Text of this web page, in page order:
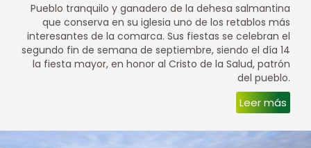
Pueblo tranquilo y ganadero de la dehesa salmantina
que conserva en su iglesia uno de los retablos más
interesantes de la comarca. Sus fiestas se celebran el
segundo fin de semana de septiembre, siendo el día 14
la fiesta mayor, en honor al Cristo de la Salud, patrón
del pueblo.
Leer más